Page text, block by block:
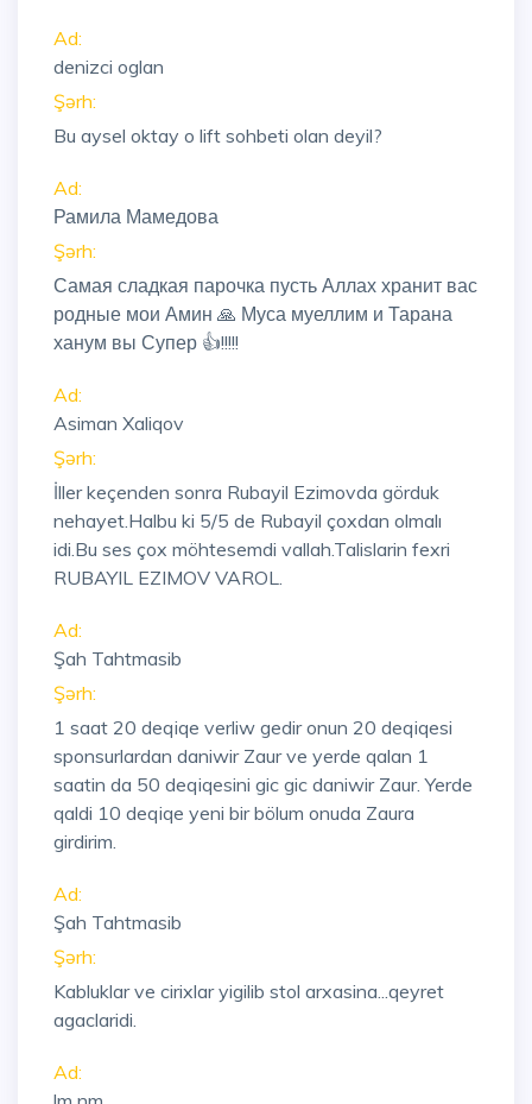
Ad:
denizci oglan
Şərh:
Bu aysel oktay o lift sohbeti olan deyil?
Ad:
Рамила Мамедова
Şərh:
Самая сладкая парочка пусть Аллах хранит вас
родные мои Амин 🙏 Муса муеллим и Тарана
ханум вы Супер 👍!!!!!
Ad:
Asiman Xaliqov
Şərh:
İller keçenden sonra Rubayil Ezimovda görduk
nehayet.Halbu ki 5/5 de Rubayil çoxdan olmalı
idi.Bu ses çox möhtesemdi vallah.Talislarin fexri
RUBAYIL EZIMOV VAROL.
Ad:
Şah Tahtmasib
Şərh:
1 saat 20 deqiqe verliw gedir onun 20 deqiqesi
sponsurlardan daniwir Zaur ve yerde qalan 1
saatin da 50 deqiqesini gic gic daniwir Zaur. Yerde
qaldi 10 deqiqe yeni bir bölum onuda Zaura
girdirim.
Ad:
Şah Tahtmasib
Şərh:
Kabluklar ve cirixlar yigilib stol arxasina...qeyret
agaclaridi.
Ad: